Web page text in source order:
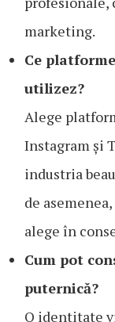
marketing.
Ce
utilizez?
Alege
Instagram și
industria
de
alege în
Cum pot
puternică?
O identitate